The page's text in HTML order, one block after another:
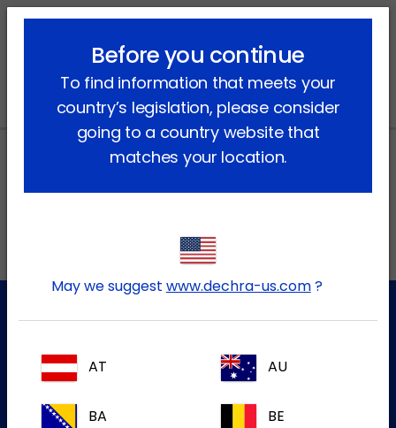
lock_outline search menu
Actualités
Adresses locales au Canada
Service à la clientèle
Pour plus d'informations, veuillez contacter notre équipe
de Service à la Clientèle
Before you continue
To find information that meets your
country’s legislation, please consider
going to a country website that
matches your location.
May we suggest www.dechra-us.com?
AT AU
BA BE